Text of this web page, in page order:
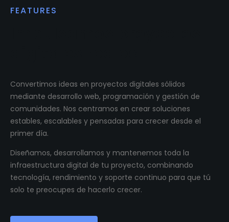
FEATURES
Convertimos ideas en proyectos digitales sólidos
mediante desarrollo web, programación y gestión de
comunidades. Nos centramos en crear soluciones
estables, escalables y pensadas para crecer desde el
primer día.
Diseñamos, desarrollamos y mantenemos toda la
infraestructura digital de tu proyecto, combinando
tecnología, rendimiento y soporte continuo para que tú
solo te preocupes de hacerlo crecer.